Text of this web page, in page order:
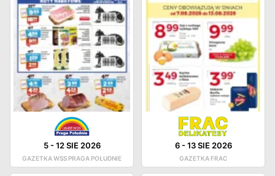
5-12 SIE 2026
GAZETKA WSS PRAGA POŁUDNIE
6-13 SIE 2026
GAZETKA FRAC